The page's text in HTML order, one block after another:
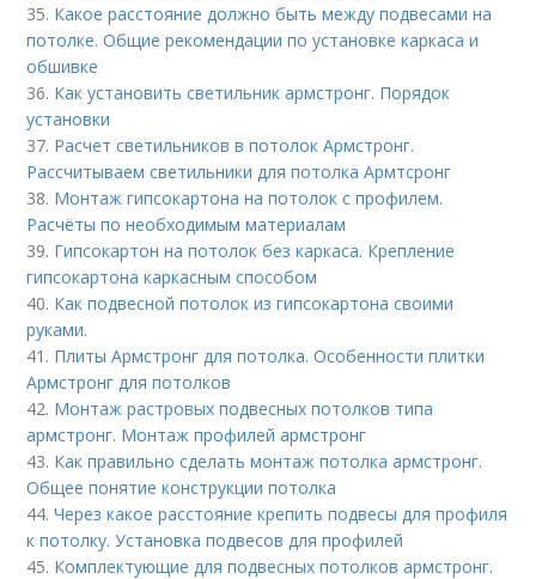
35. Какое расстояние должно быть между подвесами на
потолке. Общие рекомендации по установке каркаса и
обшивке
36. Как установить светильник армстронг. Порядок
установки
37. Расчет светильников в потолок Армстронг.
Рассчитываем светильники для потолка Армтсронг
38. Монтаж гипсокартона на потолок с профилем.
Расчёты по необходимым материалам
39. Гипсокартон на потолок без каркаса. Крепление
гипсокартона каркасным способом
40. Как подвесной потолок из гипсокартона своими
руками.
41. Плиты Армстронг для потолка. Особенности плитки
Армстронг для потолков
42. Монтаж растровых подвесных потолков типа
армстронг. Монтаж профилей армстронг
43. Как правильно сделать монтаж потолка армстронг.
Общее понятие конструкции потолка
44.Через какое расстояние крепить подвесы для профиля
к потолку. Установка подвесов для профилей
45. Комплектующие для подвесных потолков армстронг.